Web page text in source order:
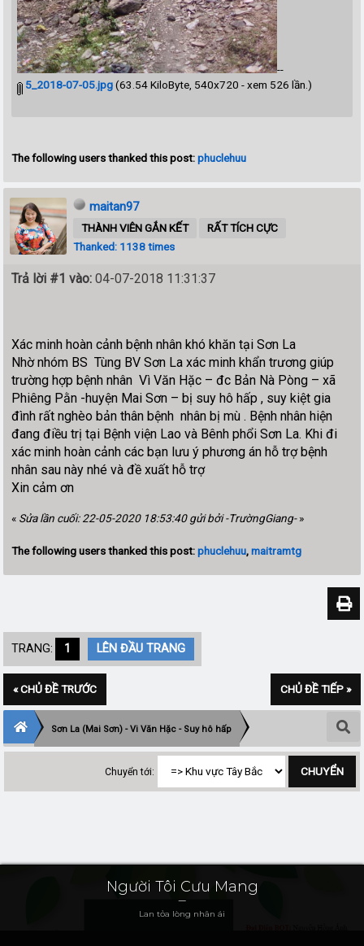
--
5_2018-07-05.jpg(63.54 KiloByte, 540x720 - xem 526 lần.)
The following users thanked this post:phuclehuu
maitan97
THÀNH VIÊN GẮN KẾT
RẤT TÍCH CỰC
Thanked: 1138 times
Trả lời #1 vào: 04-07-2018 11:31:37
Xác minh hoàn cảnh bệnh nhân khó khăn tại Sơn La
Nhờ nhóm BS Tùng BV Sơn La xác minh khẩn trương giúp
trường hợp bệnh nhân Vì Văn Hặc – đc Bản Nà Pòng – xã
Phiêng Pằn -huyện Mai Sơn – bị suy hô hấp , suy kiệt gia
đình rất nghèo bản thân bệnh nhân bị mù . Bệnh nhân hiện
đang điều trị tại Bệnh viện Lao và Bênh phổi Sơn La. Khi đi
xác minh hoàn cảnh các bạn lưu ý phương án hỗ trợ bệnh
nhân sau này nhé và đề xuất hỗ trợ
Xin cảm ơn
« Sửa lần cuối: 22-05-2020 18:53:40 gửi bởi -TrườngGiang-»
The following users thanked this post:phuclehuu,maitramtg
TRANG: 1 LÊN ĐẦU TRANG
« CHỦ ĐỀ TRƯỚC CHỦ ĐỀ TIẾP »
Sơn La (Mai Sơn) - Vi Văn Hặc - Suy hô hấp
Chuyển tới:
Người Tôi Cưu Mang
Lan tỏa lòng nhân ái